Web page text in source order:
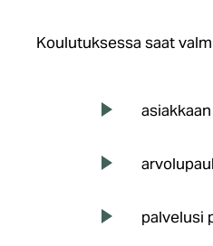
Koulutuksessa saat
palvelusi